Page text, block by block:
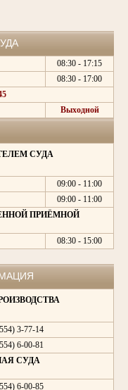
08:30 - 17:15
08:30 - 17:00
Выходной
СУДА
09:00 - 11:00
09:00 - 11:00
ПРИЁМНОЙ
08:30 - 15:00
3-77-14
6-00-81
СУДА
6-00-85